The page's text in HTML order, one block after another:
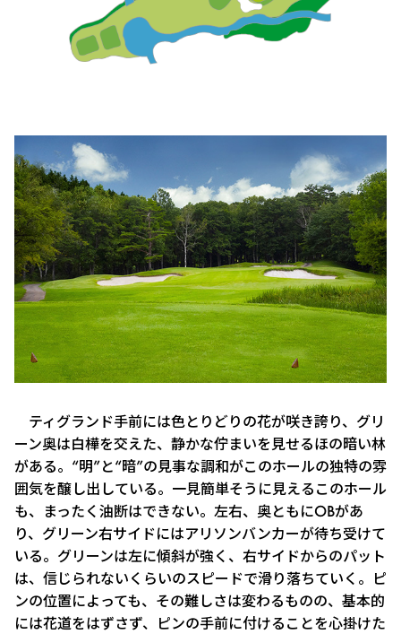
ティグランド手前には色とりどりの花が咲き誇り、グリ
ーン奥は白樺を交えた、静かな佇まいを見せるほの暗い林
がある。“明”と“暗”の見事な調和がこのホールの独特の雰
囲気を醸し出している。一見簡単そうに見えるこのホール
も、まったく油断はできない。左右、奥ともにOBがあ
り、グリーン右サイドにはアリソンバンカーが待ち受けて
いる。グリーンは左に傾斜が強く、右サイドからのパット
は、信じられないくらいのスピードで滑り落ちていく。ピ
ンの位置によっても、その難しさは変わるものの、基本的
には花道をはずさず、ピンの手前に付けることを心掛けた